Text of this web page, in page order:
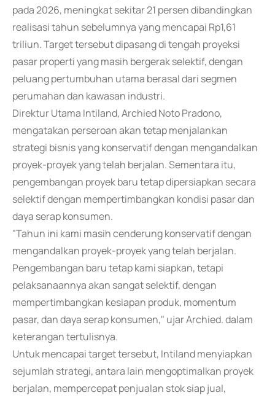
pada 2026, meningkat sekitar 21 persen dibandingkan
realisasi tahun sebelumnya yang mencapai Rp1,61
triliun. Target tersebut dipasang di tengah proyeksi
pasar properti yang masih bergerak selektif, dengan
peluang pertumbuhan utama berasal dari segmen
perumahan dan kawasan industri.
Direktur Utama Intiland, Archied Noto Pradono,
mengatakan perseroan akan tetap menjalankan
strategi bisnis yang konservatif dengan mengandalkan
proyek-proyek yang telah berjalan. Sementara itu,
pengembangan proyek baru tetap dipersiapkan secara
selektif dengan mempertimbangkan kondisi pasar dan
daya serap konsumen.
"Tahun ini kami masih cenderung konservatif dengan
mengandalkan proyek-proyek yang telah berjalan.
Pengembangan baru tetap kami siapkan, tetapi
pelaksanaannya akan sangat selektif, dengan
mempertimbangkan kesiapan produk, momentum
pasar, dan daya serap konsumen," ujar Archied. dalam
keterangan tertulisnya.
Untuk mencapai target tersebut, Intiland menyiapkan
sejumlah strategi, antara lain mengoptimalkan proyek
berjalan, mempercepat penjualan stok siap jual,